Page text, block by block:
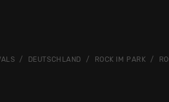
DEUTSCHLAND ROCK IM PARK